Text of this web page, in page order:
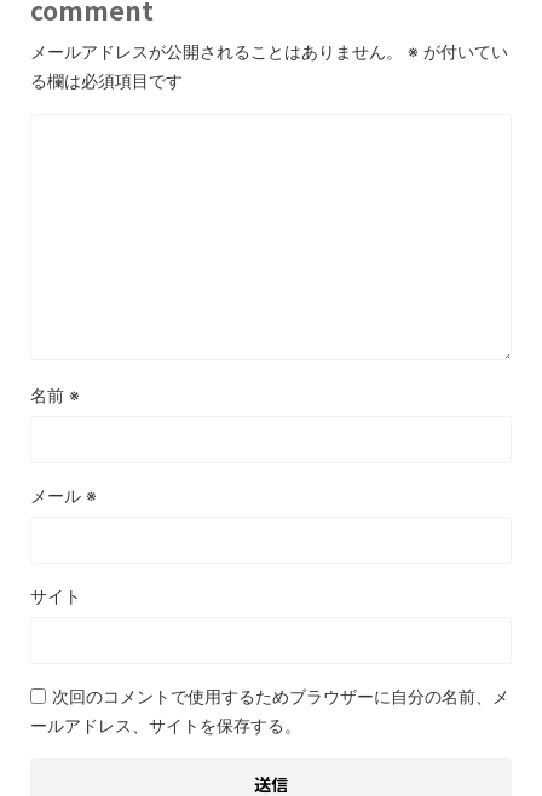
comment
メールアドレスが公開されることはありません。 ※ が付いてい
る欄は必須項目です
名前 ※
メール ※
サイト
次回のコメントで使用するためブラウザーに自分の名前、メ
ールアドレス、サイトを保存する。